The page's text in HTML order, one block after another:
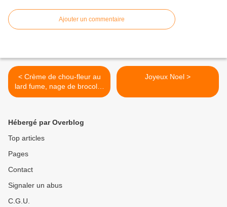
Ajouter un commentaire
< Crème de chou-fleur au
lard fume, nage de brocolis,
chips de lard et tuile de
Joyeux Noel >
Hébergé par Overblog
Top articles
Pages
Contact
Signaler un abus
C.G.U.